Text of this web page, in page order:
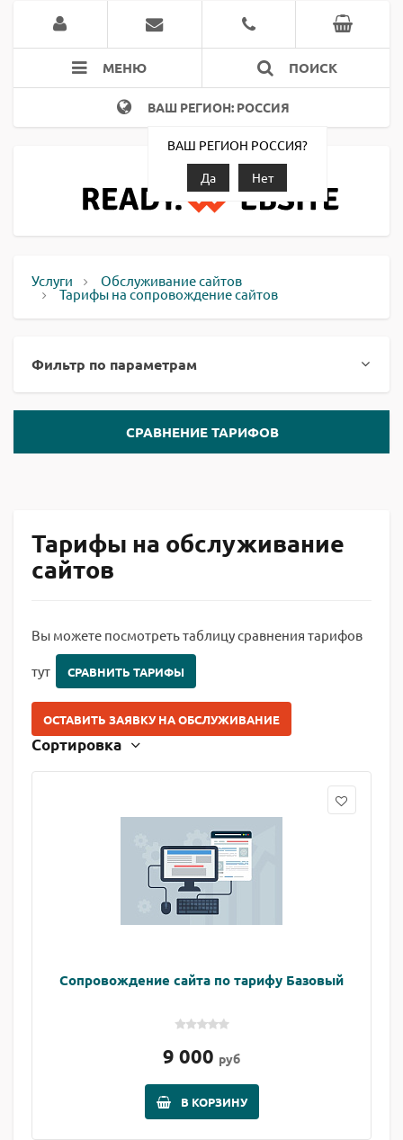
МЕНЮ ПОИСК
ВАШ РЕГИОН: РОССИЯ
ВАШ РЕГИОН РОССИЯ?
Да
Нет
Услуги Обслуживание сайтов
Тарифы на сопровождение сайтов
Фильтр по параметрам
СРАВНЕНИЕ ТАРИФОВ
Тарифы на обслуживание
сайтов
Вы можете посмотреть таблицу сравнения тарифов
тут СРАВНИТЬ ТАРИФЫ
ОСТАВИТЬ ЗАЯВКУ НА ОБСЛУЖИВАНИЕ
Сортировка
Сопровождение сайта по тарифу Базовый
9 000 руб
В КОРЗИНУ